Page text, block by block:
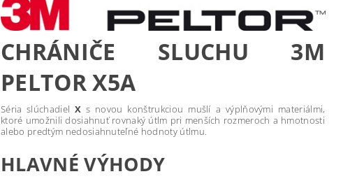
CHRÁNIČE SLUCHU 3M
PELTOR X5A
Séria slúchadiel Xs novou konštrukciou mušlí a výplňovými materiálmi,
ktoré umožnili dosiahnuť rovnaký útlm pri menších rozmeroch a hmotnosti
alebo predtým nedosiahnuteľné hodnoty útlmu.
HLAVNÉ VÝHODY